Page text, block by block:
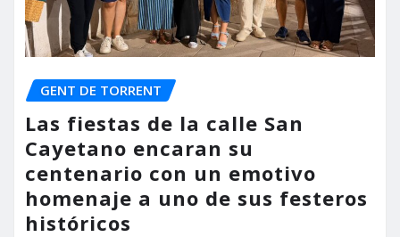
GENT DE TORRENT
Las fiestas de la calle San
Cayetano encaran su
centenario con un emotivo
homenaje a uno de sus festeros
históricos